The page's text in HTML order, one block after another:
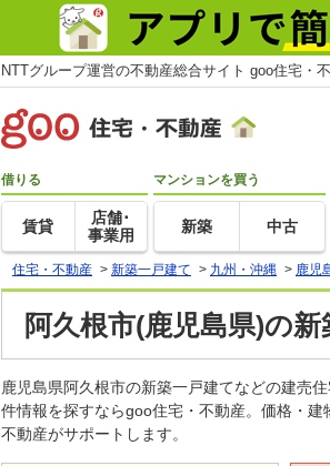
NTTグループ運営の不動産総合サイト goo住宅・
借りる
賃貸
店舗･
事業用
マンションを買う
新築 中古
住宅・不動産 > 新築一戸建て > 九州・沖縄 > 鹿児
阿久根市(鹿児島県)の
鹿児島県阿久根市の新築一戸建てなどの建売
件情報を探すならgoo住宅・不動産。価格・
不動産がサポートします。